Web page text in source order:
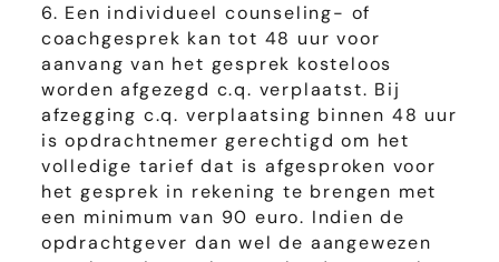
6. Een individueel counseling- of
coachgesprek kan tot 48 uur voor
aanvang van het gesprek kosteloos
worden afgezegd c.q. verplaatst. Bij
afzegging c.q. verplaatsing binnen 48 uur
is opdrachtnemer gerechtigd om het
volledige tarief dat is afgesproken voor
het gesprek in rekening te brengen met
een minimum van 90 euro. Indien de
opdrachtgever dan wel de aangewezen